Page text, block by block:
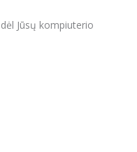
Jūsų kompiuterio